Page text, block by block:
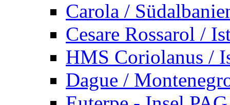
Carola /
Cesare Rossarol /
HMS Coriolanus /
Dague /